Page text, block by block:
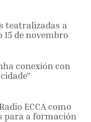
teatralizadas a
de novembro
conexión con
ECCA como
para a formación